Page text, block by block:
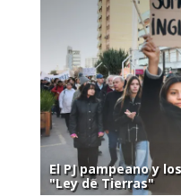
El PJ pampeano y
"Ley de Tierras"